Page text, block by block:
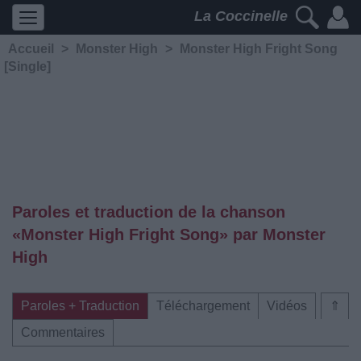
La Coccinelle
Accueil > Monster High >
Monster High Fright Song
[Single]
Paroles et traduction de la chanson
«Monster High Fright Song» par Monster
High
⇑
Paroles + Traduction Téléchargement
Vidéos
Commentaires